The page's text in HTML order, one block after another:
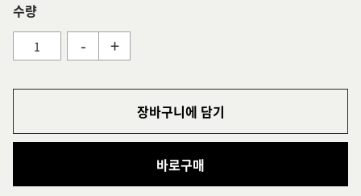
수량
- +
장바구니에 담기
바로구매